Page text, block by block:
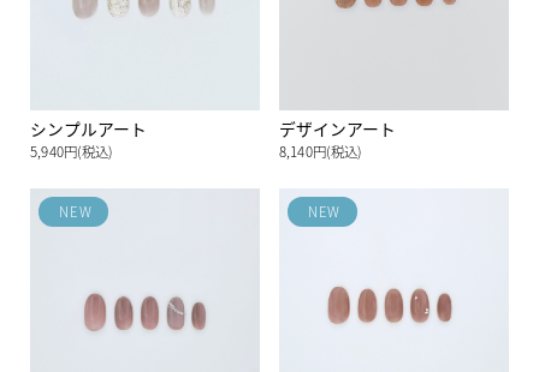
シンプルアート
5,940円(税込)
デザインアート
8,140円(税込)
NEW NEW